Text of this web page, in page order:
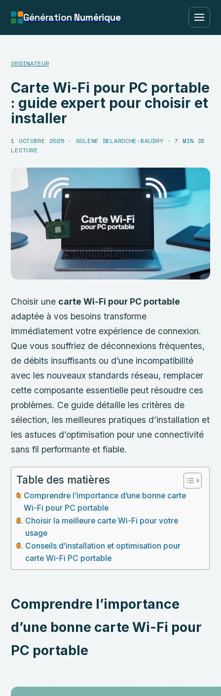
Génération Numérique
ORDINATEUR
Carte Wi-Fi pour PC portable
: guide expert pour choisir et
installer
1 OCTOBRE 2025 · SOLÈNE DELAROCHE-BAUDRY ·
7 MIN DE
LECTURE
Choisir une carte Wi-Fi pour PC portable
adaptée à vos besoins transforme
immédiatement votre expérience de connexion.
Que vous souffriez de déconnexions fréquentes,
de débits insuffisants ou d’une incompatibilité
avec les nouveaux standards réseau, remplacer
cette composante essentielle peut résoudre ces
problèmes. Ce guide détaille les critères de
sélection, les meilleures pratiques d’installation et
les astuces d’optimisation pour une connectivité
sans fil performante et fiable.
Table des matières
Comprendre l’importance d’une bonne carte
Wi-Fi pour PC portable
Choisir la meilleure carte Wi-Fi pour votre
usage
Conseils d’installation et optimisation pour
carte Wi-Fi PC portable
Comprendre l’importance
d’une bonne carte Wi-Fi pour
PC portable